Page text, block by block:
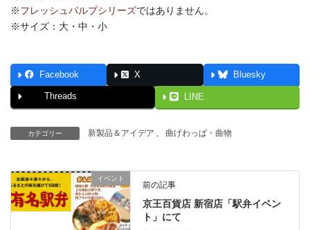
※フレッシュパルプシリーズではありません。
※サイズ：大・中・小
Facebook X Bluesky
Threads LINE
カテゴリー 新製品＆アイデア 、 曲げわっぱ・曲物
イベント
前の記事
京王百貨店 新宿店「駅弁イベン
ト」にて